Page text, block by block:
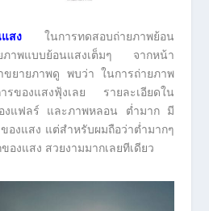
สงในการทดสอบถ่ายภาพย้อน
ภาพแบบย้อนแสงเต็มๆ จากหน้า
ขยายภาพดู พบว่า ในการถ่ายภาพ
รของแสงฟุ้งเลย รายละเอียดใน
งแฟลร์ และภาพหลอน ต่ำมาก มี
องแสง แต่สำหรับผมถือว่าต่ำมากๆ
องแสง สวยงามมากเลยทีเดียว